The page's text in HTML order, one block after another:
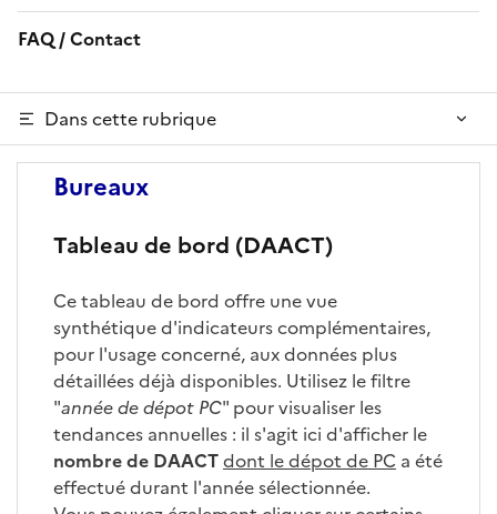
FAQ / Contact
Dans cette rubrique
Bureaux
Tableau de bord (DAACT)
Ce tableau de bord offre une vue
synthétique d'indicateurs complémentaires,
pour l'usage concerné, aux données plus
détaillées déjà disponibles. Utilisez le filtre
"année de dépot PC" pour visualiser les
tendances annuelles : il s'agit ici d'afficher le
nombre de DAACTdont le dépot de PC a été
effectué durant l'année sélectionnée.